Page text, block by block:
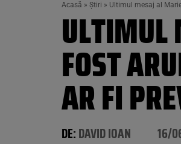
Acasă » Știri » Ultimul mesaj al
ULTIMUL
FOST
AR FI
DE:DAVID IOAN 16/